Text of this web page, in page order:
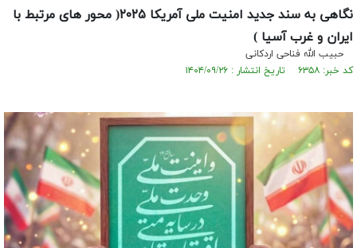
نگاهی به سند جدید امنیت ملی آمریکا ۲۰۲۵( محور های مرتبط با
ایران و غرب آسیا )
حبیب الله فناحی اردکانی
کد خبر: ۶۳۵۸ تاریخ انتشار : ۱۴۰۴/۰۹/۲۶